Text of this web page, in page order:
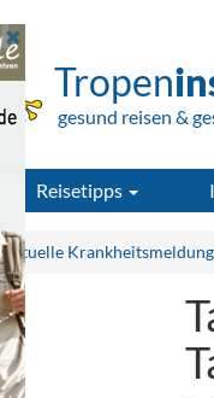
Tropen
gesund reisen &
Reisetipps
Aktuelle